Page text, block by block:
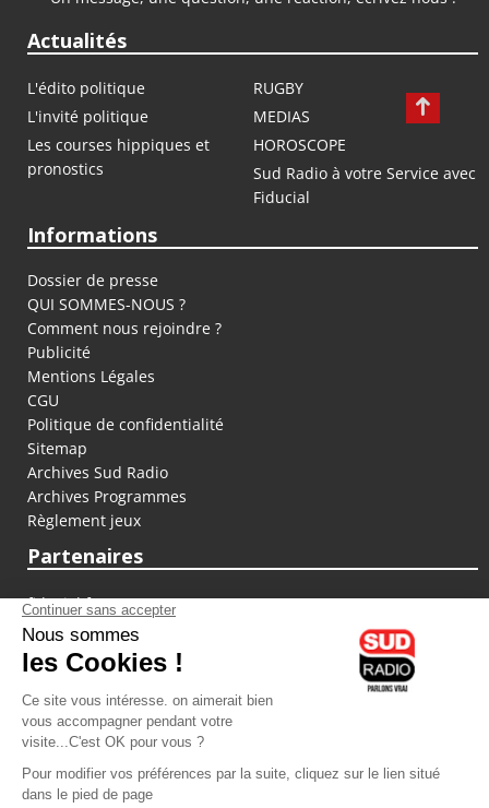
Actualités
L'édito politique
RUGBY
L'invité politique
MEDIAS
Les courses hippiques et
pronostics
HOROSCOPE
Sud Radio à votre Service avec
Fiducial
Informations
Dossier de presse
QUI SOMMES-NOUS ?
Comment nous rejoindre ?
Publicité
Mentions Légales
CGU
Politique de confidentialité
Sitemap
Archives Sud Radio
Archives Programmes
Règlement jeux
Partenaires
fiducial.fr
lyoncapitale.fr
olympique-et-lyonnais.com
L'application Iphone / Android
Téléchargez l'application